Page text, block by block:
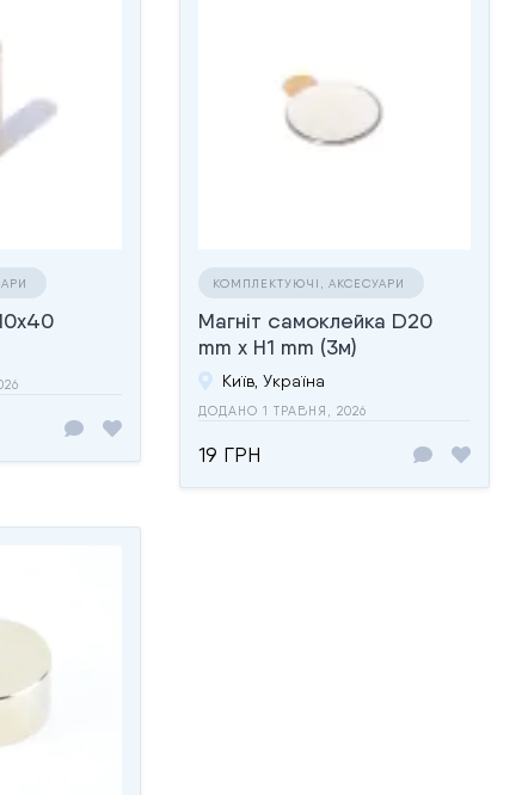
КОМПЛЕКТУЮЧІ, АКСЕСУАРИ
Магніт самоклейка D20
mm х H1 mm (3м)
Київ, Україна
ДОДАНО 1 ТРАВНЯ, 2026
19 ГРН